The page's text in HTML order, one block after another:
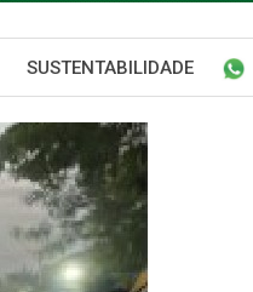
SUSTENTABILIDADE